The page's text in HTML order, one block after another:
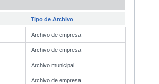
Tipo de Archivo
Archivo de empresa
Archivo de empresa
Archivo municipal
Archivo de empresa